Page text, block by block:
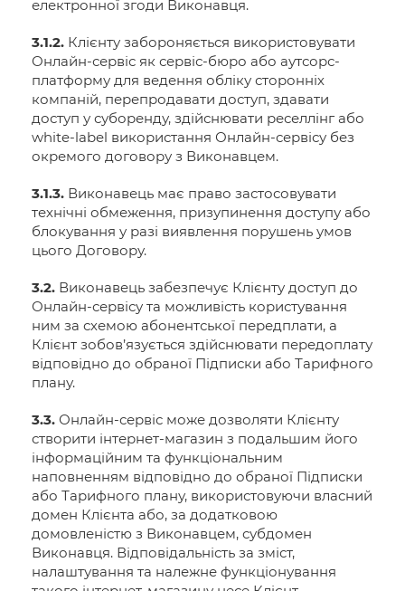
електронної згоди Виконавця.
3.1.2. Клієнту забороняється використовувати
Онлайн-сервіс як сервіс-бюро або аутсорс-
платформу для ведення обліку сторонніх
компаній, перепродавати доступ, здавати
доступ у суборенду, здійснювати реселлінг або
white-label використання Онлайн-сервісу без
окремого договору з Виконавцем.
3.1.3. Виконавець має право застосовувати
технічні обмеження, призупинення доступу або
блокування у разі виявлення порушень умов
цього Договору.
3.2. Виконавець забезпечує Клієнту доступ до
Онлайн-сервісу та можливість користування
ним за схемою абонентської передплати, а
Клієнт зобов’язується здійснювати передоплату
відповідно до обраної Підписки або Тарифного
плану.
3.3. Онлайн-сервіс може дозволяти Клієнту
створити інтернет-магазин з подальшим його
інформаційним та функціональним
наповненням відповідно до обраної Підписки
або Тарифного плану, використовуючи власний
домен Клієнта або, за додатковою
домовленістю з Виконавцем, субдомен
Виконавця. Відповідальність за зміст,
налаштування та належне функціонування